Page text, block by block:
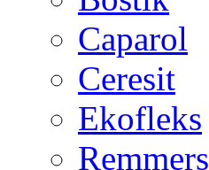
Caparol
Ceresit
Ekofleks
Remmers